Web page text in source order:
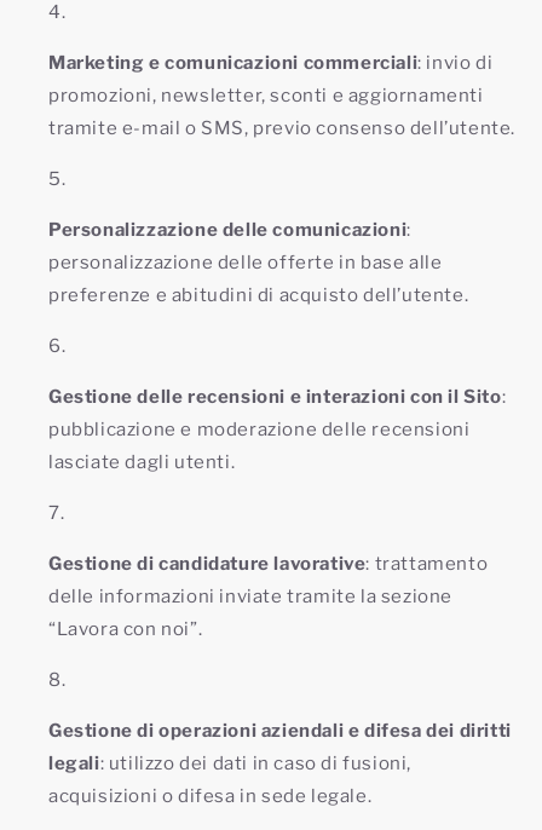
Marketing e comunicazioni commerciali: invio di
promozioni, newsletter, sconti e aggiornamenti
tramite e-mail o SMS, previo consenso dell’utente.
Personalizzazione delle comunicazioni:
personalizzazione delle offerte in base alle
preferenze e abitudini di acquisto dell’utente.
Gestione delle recensioni e interazioni con il Sito:
pubblicazione e moderazione delle recensioni
lasciate dagli utenti.
Gestione di candidature lavorative: trattamento
delle informazioni inviate tramite la sezione
“Lavora con noi”.
Gestione di operazioni aziendali e difesa dei diritti
legali: utilizzo dei dati in caso di fusioni,
acquisizioni o difesa in sede legale.